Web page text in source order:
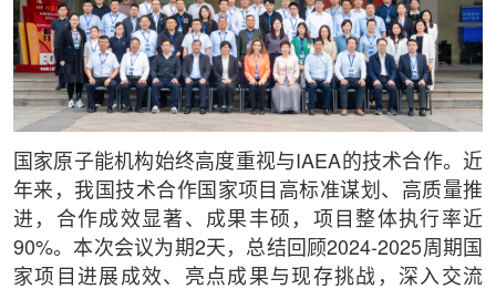
国家原子能机构始终高度重视与IAEA的技术合作。近
年来，我国技术合作国家项目高标准谋划、高质量推
进，合作成效显著、成果丰硕，项目整体执行率近
90%。本次会议为期2天，总结回顾2024-2025周期国
家项目进展成效、亮点成果与现存挑战，深入交流